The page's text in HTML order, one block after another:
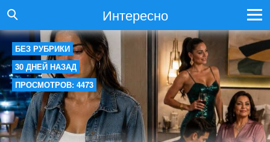
Интересно
БЕЗ РУБРИКИ
30 ДНЕЙ НАЗАД
ПРОСМОТРОВ: 4473